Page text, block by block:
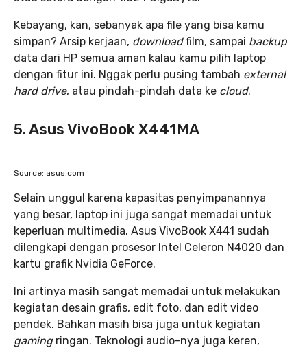
Kebayang, kan, sebanyak apa file yang bisa kamu
simpan? Arsip kerjaan, downloadfilm, sampai backup
data dari HP semua aman kalau kamu pilih laptop
dengan fitur ini. Nggak perlu pusing tambah external
hard drive, atau pindah-pindah data ke cloud.
5. Asus VivoBook X441MA
Source: asus.com
Selain unggul karena kapasitas penyimpanannya
yang besar, laptop ini juga sangat memadai untuk
keperluan multimedia. Asus VivoBook X441 sudah
dilengkapi dengan prosesor Intel Celeron N4020 dan
kartu grafik Nvidia GeForce.
Ini artinya masih sangat memadai untuk melakukan
kegiatan desain grafis, edit foto, dan edit video
pendek. Bahkan masih bisa juga untuk kegiatan
gaming ringan. Teknologi audio-nya juga keren,